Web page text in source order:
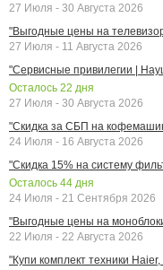
27 Июля - 30 Августа 2026
"Выгодные цены на
27 Июля - 11 Августа 2026
"Сервисные привилегии |
Осталось 22 дня
27 Июля - 30 Августа 2026
"Скидка за СБП на
24 Июля - 16 Августа 2026
"Скидка 15% на систему
Осталось 44 дня
24 Июля - 21 Сентября 2026
"Выгодные цены на
22 Июля - 22 Августа 2026
"Купи комплект техники